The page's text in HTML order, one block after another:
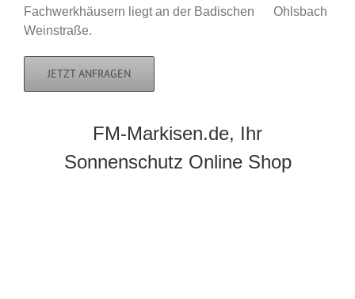
Fachwerkhäusern liegt an der Badischen
Weinstraße.
JETZT ANFRAGEN
FM-Markisen.de, Ihr
Sonnenschutz Online Shop